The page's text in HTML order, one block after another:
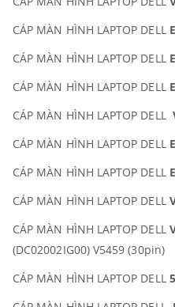
CÁP MÀN HÌNH LAPTOP DELL
CÁP MÀN HÌNH LAPTOP DELL
CÁP MÀN HÌNH LAPTOP DELL
CÁP MÀN HÌNH LAPTOP DELL
CÁP MÀN HÌNH LAPTOP DELL
CÁP MÀN HÌNH LAPTOP DELL
CÁP MÀN HÌNH LAPTOP DELL
CÁP MÀN HÌNH LAPTOP DELL
(DC02002IG00) V5459 (30pin)
CÁP MÀN HÌNH LAPTOP DELL